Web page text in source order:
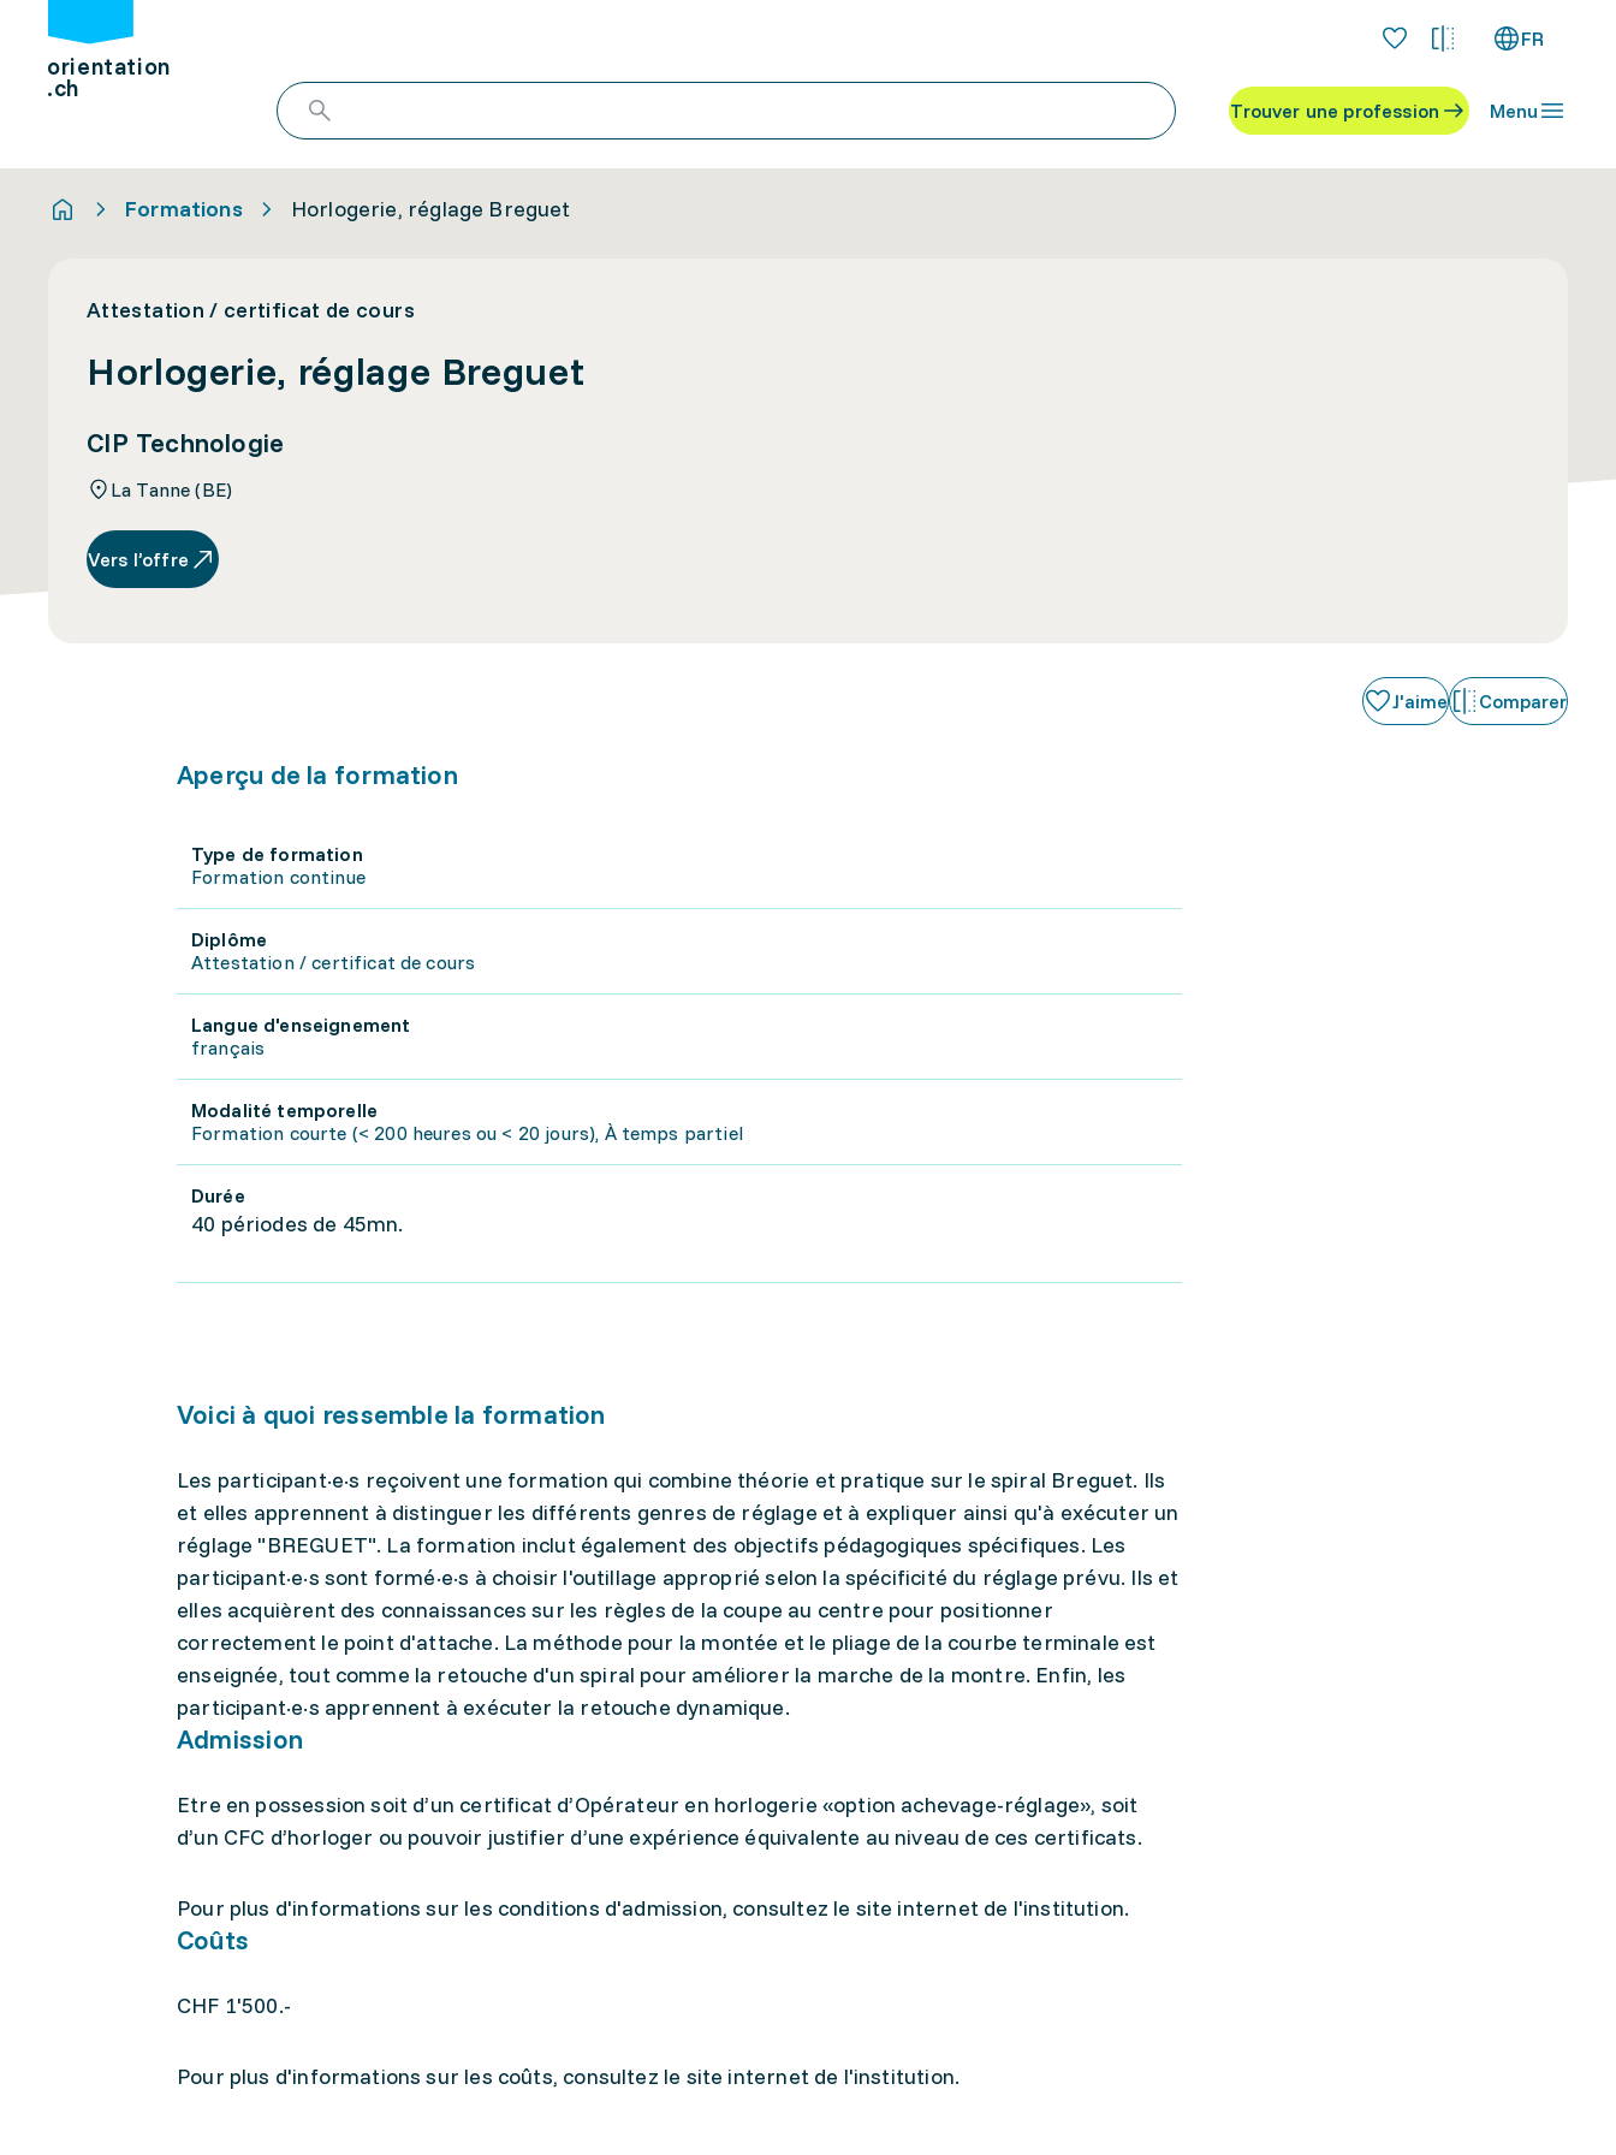
orientation
.ch
FR
Trouver une profession Menu
Formations Horlogerie, réglage Breguet
Attestation / certificat de cours
Horlogerie, réglage Breguet
CIP Technologie
La Tanne (BE)
Vers l’offre
J'aime Comparer
Aperçu de la formation
Type de formation
Formation continue
Diplôme
Attestation / certificat de cours
Langue d'enseignement
français
Modalité temporelle
Formation courte (< 200 heures ou < 20 jours), À temps partiel
Durée
40 périodes de 45mn.
Voici à quoi ressemble la formation
Les participant·e·s reçoivent une formation qui combine théorie et pratique sur le spiral Breguet. Ils
et elles apprennent à distinguer les différents genres de réglage et à expliquer ainsi qu'à exécuter un
réglage "BREGUET". La formation inclut également des objectifs pédagogiques spécifiques. Les
participant·e·s sont formé·e·s à choisir l'outillage approprié selon la spécificité du réglage prévu. Ils et
elles acquièrent des connaissances sur les règles de la coupe au centre pour positionner
correctement le point d'attache. La méthode pour la montée et le pliage de la courbe terminale est
enseignée, tout comme la retouche d'un spiral pour améliorer la marche de la montre. Enfin, les
participant·e·s apprennent à exécuter la retouche dynamique.
Admission
Etre en possession soit d’un certificat d’Opérateur en horlogerie «option achevage-réglage», soit
d’un CFC d’horloger ou pouvoir justifier d’une expérience équivalente au niveau de ces certificats.
Pour plus d'informations sur les conditions d'admission, consultez le site internet de l'institution.
Coûts
CHF 1'500.-
Pour plus d'informations sur les coûts, consultez le site internet de l'institution.